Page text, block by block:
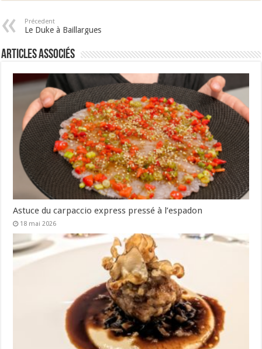
Précedent
Le Duke à Baillargues
Articles associés
Astuce du carpaccio express pressé à l’espadon
18 mai 2026